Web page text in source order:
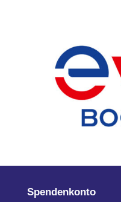
Spendenkonto